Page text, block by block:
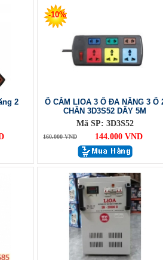
2
-10%
Ổ CẮM LIOA 3 Ổ ĐA NĂNG 3 Ổ
CHÂN 3D3S52 DÂY 5M
Mã SP: 3D3S52
160.000 VND 144.000 VND